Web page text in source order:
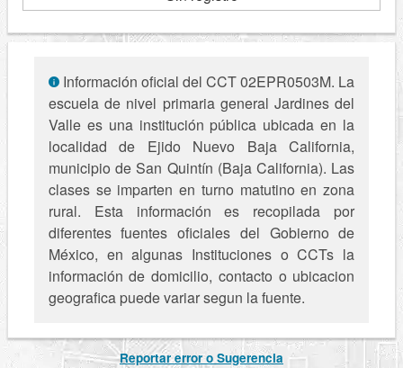
Información oficial del CCT 02EPR0503M. La
escuela de nivel primaria general Jardines del
Valle es una institución pública ubicada en la
localidad de Ejido Nuevo Baja California,
municipio de San Quintín (Baja California). Las
clases se imparten en turno matutino en zona
rural. Esta información es recopilada por
diferentes fuentes oficiales del Gobierno de
México, en algunas Instituciones o CCTs la
información de domicilio, contacto o ubicacion
geografica puede variar segun la fuente.
Reportar error o Sugerencia